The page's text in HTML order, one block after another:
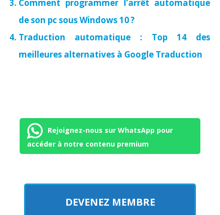
Comment programmer l’arrêt automatique
de son pc sous Windows 10 ?
Traduction automatique : Top 14 des
meilleures alternatives à Google Traduction
Rejoignez-nous sur WhatsApp pour
accéder à notre contenu premium
DEVENEZ MEMBRE